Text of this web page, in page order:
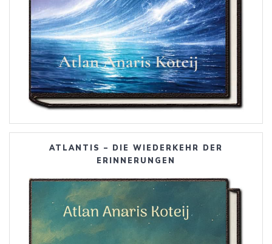
ATLANTIS – DIE WIEDERKEHR DER
ERINNERUNGEN